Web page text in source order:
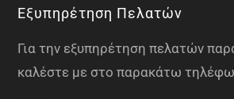
Εξυπηρέτηση Πελατών
Για την εξυπηρέτηση πελατών
καλέστε με στο παρακάτω